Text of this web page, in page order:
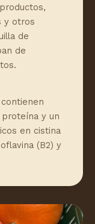
y otros
de
de
proteína y un
en cistina
(B2) y